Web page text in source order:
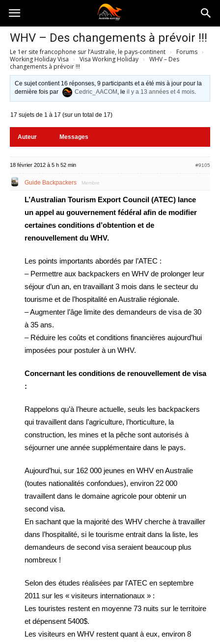
Australia-
australie.com
WHV – Des changements à prévoir !!!
Le 1er site francophone sur l’Australie, le pays-continent › Forums ›
Working Holiday Visa › Visa Working Holiday › WHV – Des
changements à prévoir !!!
Ce sujet contient 16 réponses, 9 participants et a été mis à jour pour la
dernière fois par
Cedric_AACOM , leil y a 13 années et 4 mois.
17 sujets de 1 à 17 (sur un total de 17)
Auteur Messages
18 février 2012 à 5 h 52 min #9105
Guide Backpackers Membre
L’Australian Tourism Export Council (ATEC) lance
un appel au gouvernement fédéral afin de modifier
certaines conditions d’obtention et de
renouvellement du WHV.
Les points importants abordés par l’ATEC :
– Permettre aux backpackers en WHV de prolonger leur
séjour d’un an, en travaillant 3 mois dans le secteur du
tourisme et de l’hospitalité en Australie régionale.
– Augmenter l’âge limite des demandeurs de visa de 30
à 35 ans.
– Réduire les coûts et conditions financières aujourd’hui
imposées pour postuler à un WHV.
Concernant les conditions de renouvellement de visa
:
Rappelons qu’à l’heure actuelle, seuls les backpackers
qui travaillent dans l’agriculture, l’horticulture, la
construction, les mines et la pêche sont autorisés à
séjourner une année supplémentaire dans le pays.
Aujourd’hui, sur 162 000 jeunes en WHV en Australie
(toutes nationalités confondues), environ 22 000
travaillent dans le domaine agricole pour obtenir un
second visa.
En sachant que la majorité des WHV cherche à travailler
dans l’hospitalité, si le tourisme entrait dans la liste, les
demandeurs de second visa seraient beaucoup plus
nombreux !
Selon des études réalisées par l’ATEC en septembre
2011 sur les « visiteurs internationaux » :
Les touristes restent en moyenne 73 nuits sur le territoire
et dépensent 5400$.
Les visiteurs en WHV restent quant à eux, environ 8